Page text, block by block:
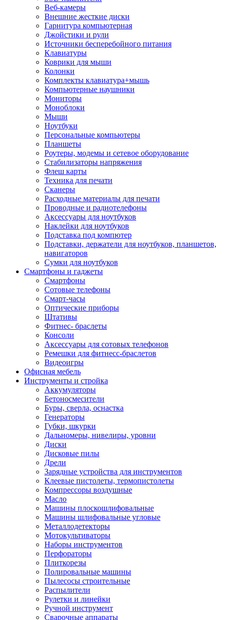
Веб-камеры
Внешние жесткие диски
Гарнитура компьютерная
Джойстики и рули
Источники бесперебойного питания
Клавиатуры
Коврики для мыши
Колонки
Комплекты клавиатура+мышь
Компьютерные наушники
Мониторы
Моноблоки
Мыши
Ноутбуки
Персональные компьютеры
Планшеты
Роутеры, модемы и сетевое оборудование
Стабилизаторы напряжения
Флеш карты
Техника для печати
Сканеры
Расходные материалы для печати
Проводные и радиотелефоны
Аксессуары для ноутбуков
Наклейки для ноутбуков
Подставка под компютер
Подставки, держатели для ноутбуков, планшетов,
навигаторов
Сумки для ноутбуков
Смартфоны и гаджеты
Смартфоны
Сотовые телефоны
Смарт-часы
Оптические приборы
Штативы
Фитнес- браслеты
Консоли
Аксессуары для сотовых телефонов
Ремешки для фитнесс-браслетов
Видеоигры
Офисная мебель
Инструменты и стройка
Аккумуляторы
Бетоносмесители
Буры, сверла, оснастка
Генераторы
Губки, шкурки
Дальномеры, нивелиры, уровни
Диски
Дисковые пилы
Дрели
Зарядные устройства для инструментов
Клеевые пистолеты, термопистолеты
Компрессоры воздушные
Масло
Машины плоскошлифовальные
Машины шлифовальные угловые
Металлодетекторы
Мотокультиваторы
Наборы инструментов
Перфораторы
Плиткорезы
Полировальные машины
Пылесосы строительные
Распылители
Рулетки и линейки
Ручной инструмент
Сварочные аппараты